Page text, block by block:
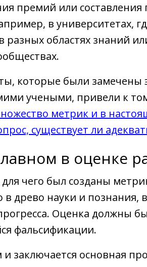
премий или
в университетах,
разных областях знаний
которые были замечены
учеными, привели к
метрик и в
существует ли
в оценке
чего был созданы
в древо науки и познания,
Оценка должны
фальсификации.
заключается основная